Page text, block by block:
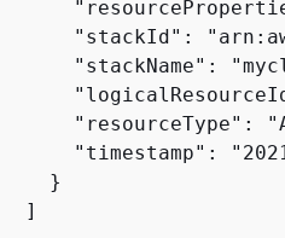
"stackId":
"stackName":
"resourceType":
"timestamp":
    }
  ]